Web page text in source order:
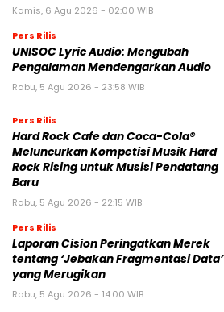
Kamis, 6 Agu 2026 - 02:00 WIB
Pers Rilis
UNISOC Lyric Audio: Mengubah
Pengalaman Mendengarkan Audio
Rabu, 5 Agu 2026 - 23:58 WIB
Pers Rilis
Hard Rock Cafe dan Coca-Cola®
Meluncurkan Kompetisi Musik Hard
Rock Rising untuk Musisi Pendatang
Baru
Rabu, 5 Agu 2026 - 22:15 WIB
Pers Rilis
Laporan Cision Peringatkan Merek
tentang ‘Jebakan Fragmentasi Data’
yang Merugikan
Rabu, 5 Agu 2026 - 14:00 WIB